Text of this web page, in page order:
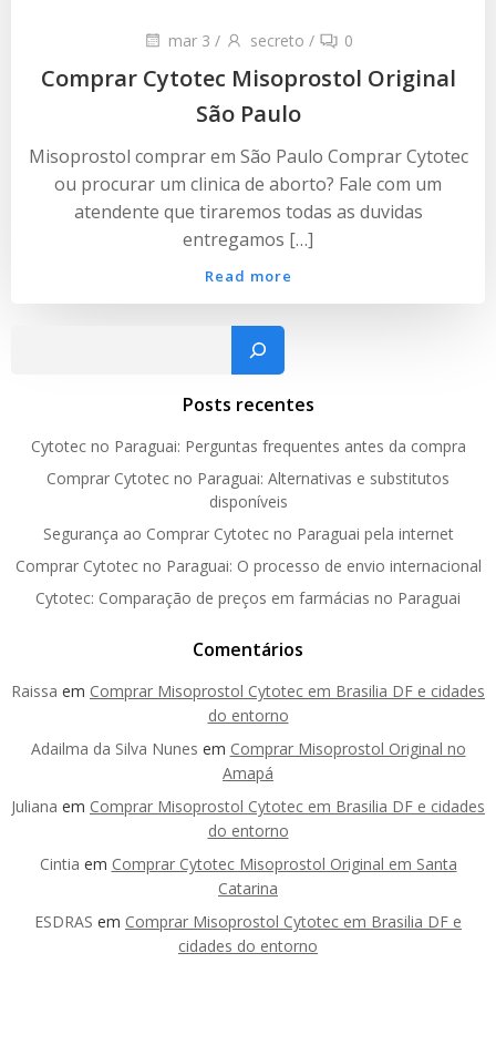
mar 3 / secreto / 0
Comprar Cytotec Misoprostol Original
São Paulo
Misoprostol comprar em São Paulo Comprar Cytotec
ou procurar um clinica de aborto? Fale com um
atendente que tiraremos todas as duvidas
entregamos […]
Read more
Pesquisar
Posts recentes
Cytotec no Paraguai: Perguntas frequentes antes da compra
Comprar Cytotec no Paraguai: Alternativas e substitutos
disponíveis
Segurança ao Comprar Cytotec no Paraguai pela internet
Comprar Cytotec no Paraguai: O processo de envio internacional
Cytotec: Comparação de preços em farmácias no Paraguai
Comentários
Raissa em Comprar Misoprostol Cytotec em Brasilia DF e cidades
do entorno
Adailma da Silva Nunes em Comprar Misoprostol Original no
Amapá
Juliana em Comprar Misoprostol Cytotec em Brasilia DF e cidades
do entorno
Cintia em Comprar Cytotec Misoprostol Original em Santa
Catarina
ESDRAS em Comprar Misoprostol Cytotec em Brasilia DF e
cidades do entorno